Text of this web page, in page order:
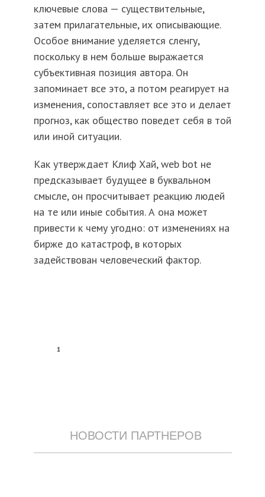
ключевые слова — существительные,
затем прилагательные, их описывающие.
Особое внимание уделяется сленгу,
поскольку в нем больше выражается
субъективная позиция автора. Он
запоминает все это, а потом реагирует на
изменения, сопоставляет все это и делает
прогноз, как общество поведет себя в той
или иной ситуации.
Как утверждает Клиф Хай, web bot не
предсказывает будущее в буквальном
смысле, он просчитывает реакцию людей
на те или иные события. А она может
привести к чему угодно: от изменениях на
бирже до катастроф, в которых
задействован человеческий фактор.
1
НОВОСТИ ПАРТНЕРОВ